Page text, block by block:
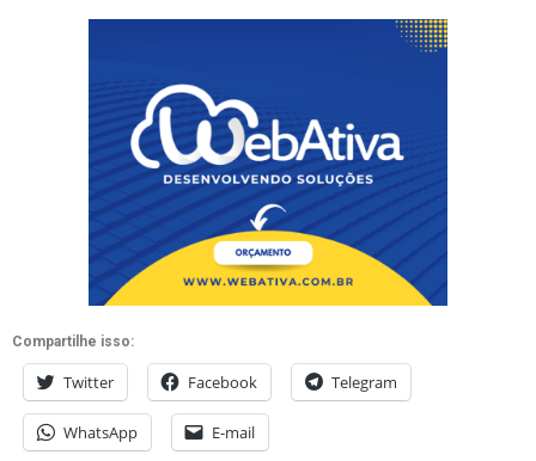
Compartilhe isso:
Twitter Facebook Telegram
WhatsApp E-mail